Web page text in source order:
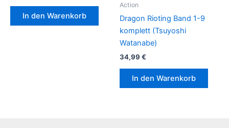
In den Warenkorb
Action
Dragon Rioting Band 1-9
komplett (Tsuyoshi
Watanabe)
34,99 €
In den Warenkorb